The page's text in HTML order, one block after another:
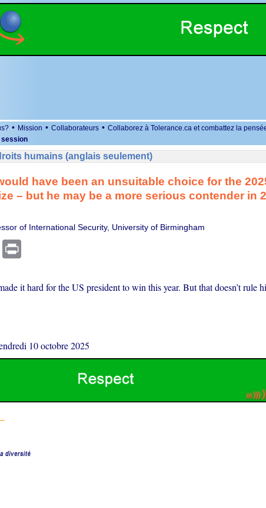
• Mission • Collaborateurs • Collaborez à Tolerance.ca et combattez la
session
humains (anglais seulement)
have been an unsuitable choice for the
– but he may be a more serious contender in
of International Security, University of Birmingham
Email Print
it hard for the US president to win this year. But that doesn’t rule
10 octobre 2025